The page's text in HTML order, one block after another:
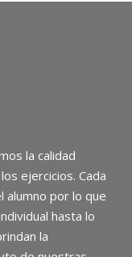
la calidad
ejercicios. Cada
alumno por lo que
hasta lo
la